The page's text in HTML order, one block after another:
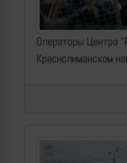
Операторы Центра
Краснолиманском